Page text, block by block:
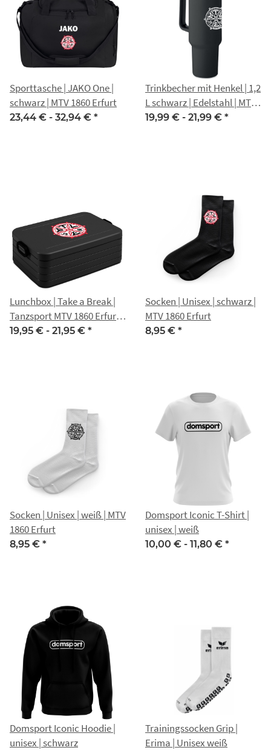
Sporttasche | JAKO One |
schwarz | MTV 1860 Erfurt
23,44 € - 32,94 € *
Trinkbecher mit Henkel | 1,2
L schwarz | Edelstahl | MTV
1860 Erfurt
19,99 € - 21,99 € *
Lunchbox | Take a Break |
Tanzsport MTV 1860 Erfurt |
schwarz
19,95 € - 21,95 € *
Socken | Unisex | schwarz |
MTV 1860 Erfurt
8,95 € *
Socken | Unisex | weiß | MTV
1860 Erfurt
8,95 € *
Domsport Iconic T-Shirt |
unisex | weiß
10,00 € - 11,80 € *
Domsport Iconic Hoodie |
unisex | schwarz
Trainingssocken Grip |
Erima | Unisex weiß